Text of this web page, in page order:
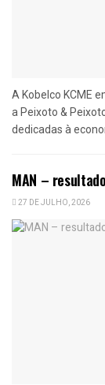
A Kobelco KCME
a Peixoto &
dedicadas à
MAN –
27 DE JULHO, 2026